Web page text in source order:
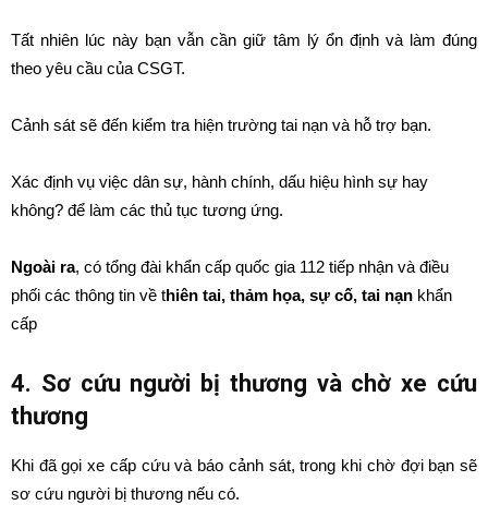
Tất nhiên lúc này bạn vẫn cần giữ tâm lý ổn định và làm đúng
theo yêu cầu của CSGT.
Cảnh sát sẽ đến kiểm tra hiện trường tai nạn và hỗ trợ bạn.
Xác định vụ việc dân sự, hành chính, dấu hiệu hình sự hay
không? để làm các thủ tục tương ứng.
Ngoài ra, có tổng đài khẩn cấp quốc gia 112 tiếp nhận và điều
phối các thông tin về thiên tai, thảm họa, sự cố, tai nạn khẩn
cấp
4. Sơ cứu người bị thương và chờ xe cứu
thương
Khi đã gọi xe cấp cứu và báo cảnh sát, trong khi chờ đợi bạn sẽ
sơ cứu người bị thương nếu có.